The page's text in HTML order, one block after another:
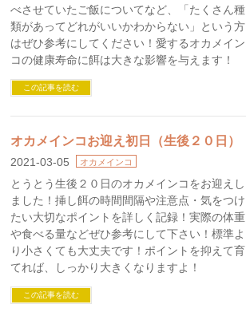
べさせていたご飯についてなど、「たくさん種
類があってどれがいいかわからない」という方
はぜひ参考にしてください！愛するオカメイン
コの健康寿命に餌は大きな影響を与えます！
この記事を読む
オカメインコお迎え初日（生後２０日）
2021-03-05 オカメインコ
とうとう生後２０日のオカメインコをお迎えし
ました！挿し餌の時間間隔や注意点・気をつけ
たい大切なポイントを詳しく記録！実際の体重
や食べる量などぜひ参考にして下さい！標準よ
り小さくても大丈夫です！ポイントを抑えて育
てれば、しっかり大きくなりますよ！
この記事を読む